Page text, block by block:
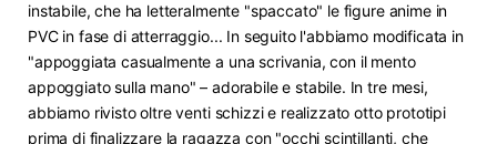
instabile, che ha letteralmente "spaccato" le figure anime in
PVC in fase di atterraggio... In seguito l'abbiamo modificata in
"appoggiata casualmente a una scrivania, con il mento
appoggiato sulla mano" – adorabile e stabile. In tre mesi,
abbiamo rivisto oltre venti schizzi e realizzato otto prototipi
prima di finalizzare la ragazza con "occhi scintillanti, che